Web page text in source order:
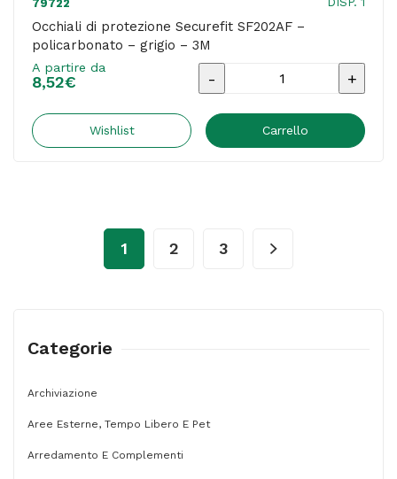
79722
Occhiali di protezione Securefit SF202AF –
policarbonato – grigio – 3M
A partire da
8,52€
Occhiali
protezione
Wishlist Carrello
1 2 3
Categorie
Archiviazione
Aree Esterne, Tempo Libero E Pet
Arredamento E Complementi